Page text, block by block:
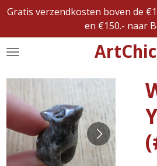
Ga
naar
de
Gratis verzendkosten boven de
en €150.- naar